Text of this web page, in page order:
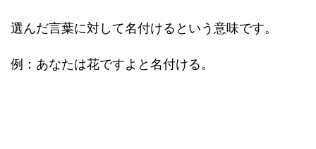
選んだ言葉に対して名付けるという意味です。
例：あなたは花ですよと名付ける。